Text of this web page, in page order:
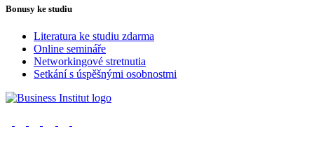
Bonusy ke studiu
Literatura ke studiu zdarma
Online semináře
Networkingové stretnutia
Setkání s úspěšnými osobnostmi